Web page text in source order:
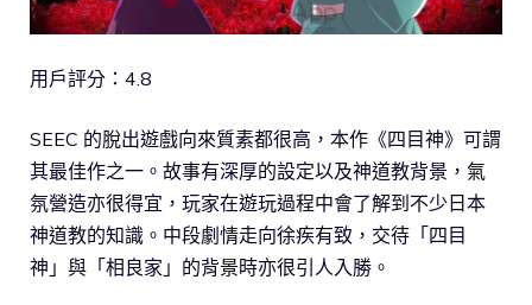
用戶評分：4.8
SEEC 的脫出遊戲向來質素都很高，本作《四目神》可謂
其最佳作之一。故事有深厚的設定以及神道教背景，氣
氛營造亦很得宜，玩家在遊玩過程中會了解到不少日本
神道教的知識。中段劇情走向徐疾有致，交待「四目
神」與「相良家」的背景時亦很引人入勝。